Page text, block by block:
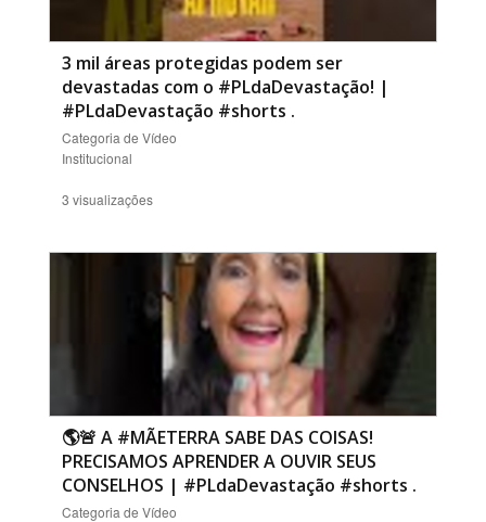
Área Protegida
3 mil áreas protegidas podem ser
devastadas com o #PLdaDevastação! |
#PLdaDevastação #shorts .
Categoria de Vídeo
Institucional
3 visualizações
🌎🚨 A #MÃETERRA SABE DAS COISAS!
PRECISAMOS APRENDER A OUVIR SEUS
CONSELHOS | #PLdaDevastação #shorts .
Categoria de Vídeo